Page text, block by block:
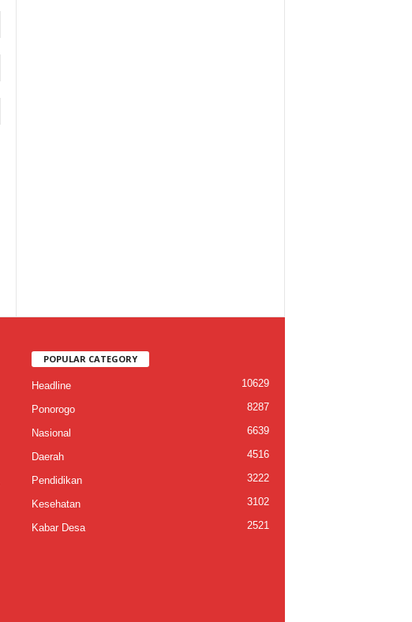
POPULAR CATEGORY
Headline 10629
Ponorogo 8287
Nasional 6639
Daerah 4516
Pendidikan 3222
Kesehatan 3102
Kabar Desa 2521